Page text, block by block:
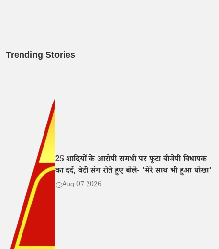
Trending Stories
25 शादियों के आरोपी समधी पर फूटा बीजेपी विधायक
का दर्द, बेटी संग रोते हुए बोले- 'मेरे साथ भी हुआ धोखा'
Aug 07 2026